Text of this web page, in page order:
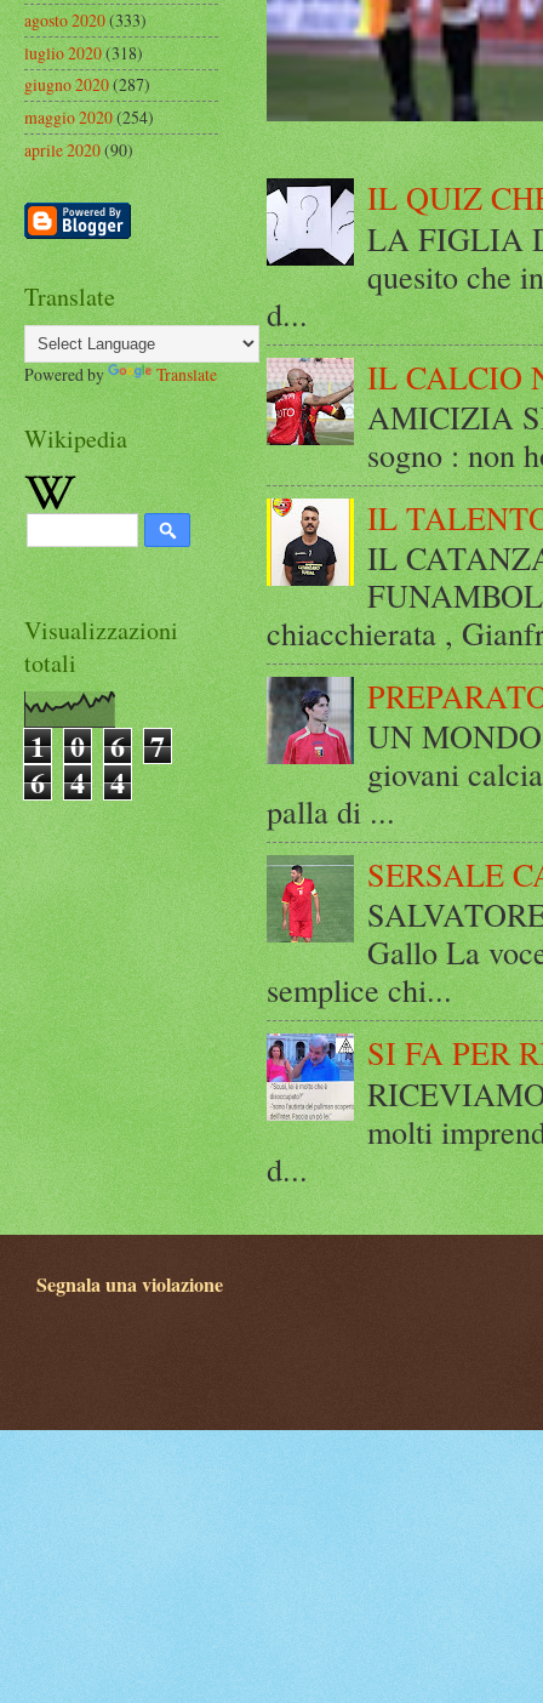
IL QUIZ
LA FIGLIA
quesito che
d...
IL CALCIO
AMICIZIA
sogno : non
IL
IL
chiacchierata ,
UN
giovani
palla di ...
SERSALE
Gallo La
semplice chi...
SI FA PER
molti
d...
agosto 2020(333)
luglio 2020(318)
giugno 2020(287)
maggio 2020(254)
aprile 2020(90)
Translate
Powered by Translate
Wikipedia
Visualizzazioni
totali
1 0 6 7
6 4 4
Segnala una violazione